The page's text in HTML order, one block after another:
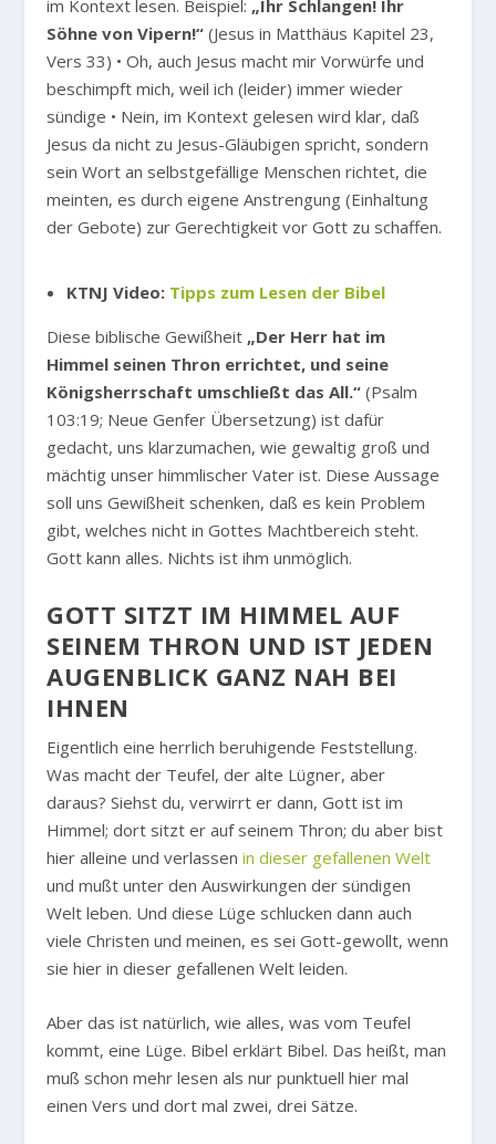
im Kontext lesen. Beispiel: „Ihr Schlangen! Ihr
Söhne von Vipern!“ (Jesus in Matthäus Kapitel 23,
Vers 33) • Oh, auch Jesus macht mir Vorwürfe und
beschimpft mich, weil ich (leider) immer wieder
sündige • Nein, im Kontext gelesen wird klar, daß
Jesus da nicht zu Jesus-Gläubigen spricht, sondern
sein Wort an selbstgefällige Menschen richtet, die
meinten, es durch eigene Anstrengung (Einhaltung
der Gebote) zur Gerechtigkeit vor Gott zu schaffen.
KTNJ Video: Tipps zum Lesen der Bibel
Diese biblische Gewißheit „Der Herr hat im
Himmel seinen Thron errichtet, und seine
Königsherrschaft umschließt das All.“ (Psalm
103:19; Neue Genfer Übersetzung) ist dafür
gedacht, uns klarzumachen, wie gewaltig groß und
mächtig unser himmlischer Vater ist. Diese Aussage
soll uns Gewißheit schenken, daß es kein Problem
gibt, welches nicht in Gottes Machtbereich steht.
Gott kann alles. Nichts ist ihm unmöglich.
GOTT SITZT IM HIMMEL AUF
SEINEM THRON UND IST JEDEN
AUGENBLICK GANZ NAH BEI
IHNEN
Eigentlich eine herrlich beruhigende Feststellung.
Was macht der Teufel, der alte Lügner, aber
daraus? Siehst du, verwirrt er dann, Gott ist im
Himmel; dort sitzt er auf seinem Thron; du aber bist
hier alleine und verlassenin dieser gefallenen Welt
und mußt unter den Auswirkungen der sündigen
Welt leben. Und diese Lüge schlucken dann auch
viele Christen und meinen, es sei Gott-gewollt, wenn
sie hier in dieser gefallenen Welt leiden.
Aber das ist natürlich, wie alles, was vom Teufel
kommt, eine Lüge. Bibel erklärt Bibel. Das heißt, man
muß schon mehr lesen als nur punktuell hier mal
einen Vers und dort mal zwei, drei Sätze.